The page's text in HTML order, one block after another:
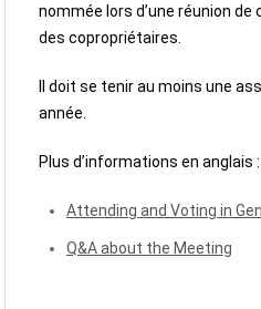
nommée lors d’une réunion
des copropriétaires.
Il doit se tenir au moins une
année.
Plus d’informations en anglais :
Attending and Voting in
Q&A about the Meeting